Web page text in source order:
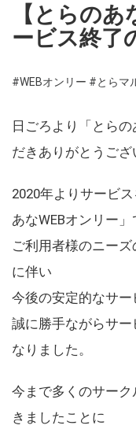
【とらの
ービス終了
#WEBオンリー #とらマ
日ごろより「とら
だきありがとうござ
2020年よりサービ
あなWEBオンリー
ご利用者様のニー
に伴い
今後の安定的なサ
誠に勝手ながらサ
なりました。
今まで多くのサー
きましたことに